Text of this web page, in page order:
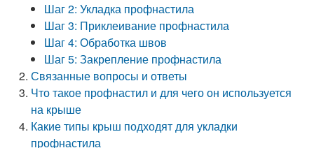
Шаг 2: Укладка профнастила
Шаг 3: Приклеивание профнастила
Шаг 4: Обработка швов
Шаг 5: Закрепление профнастила
Связанные вопросы и ответы
Что такое профнастил и для чего он используется
на крыше
Какие типы крыш подходят для укладки
профнастила